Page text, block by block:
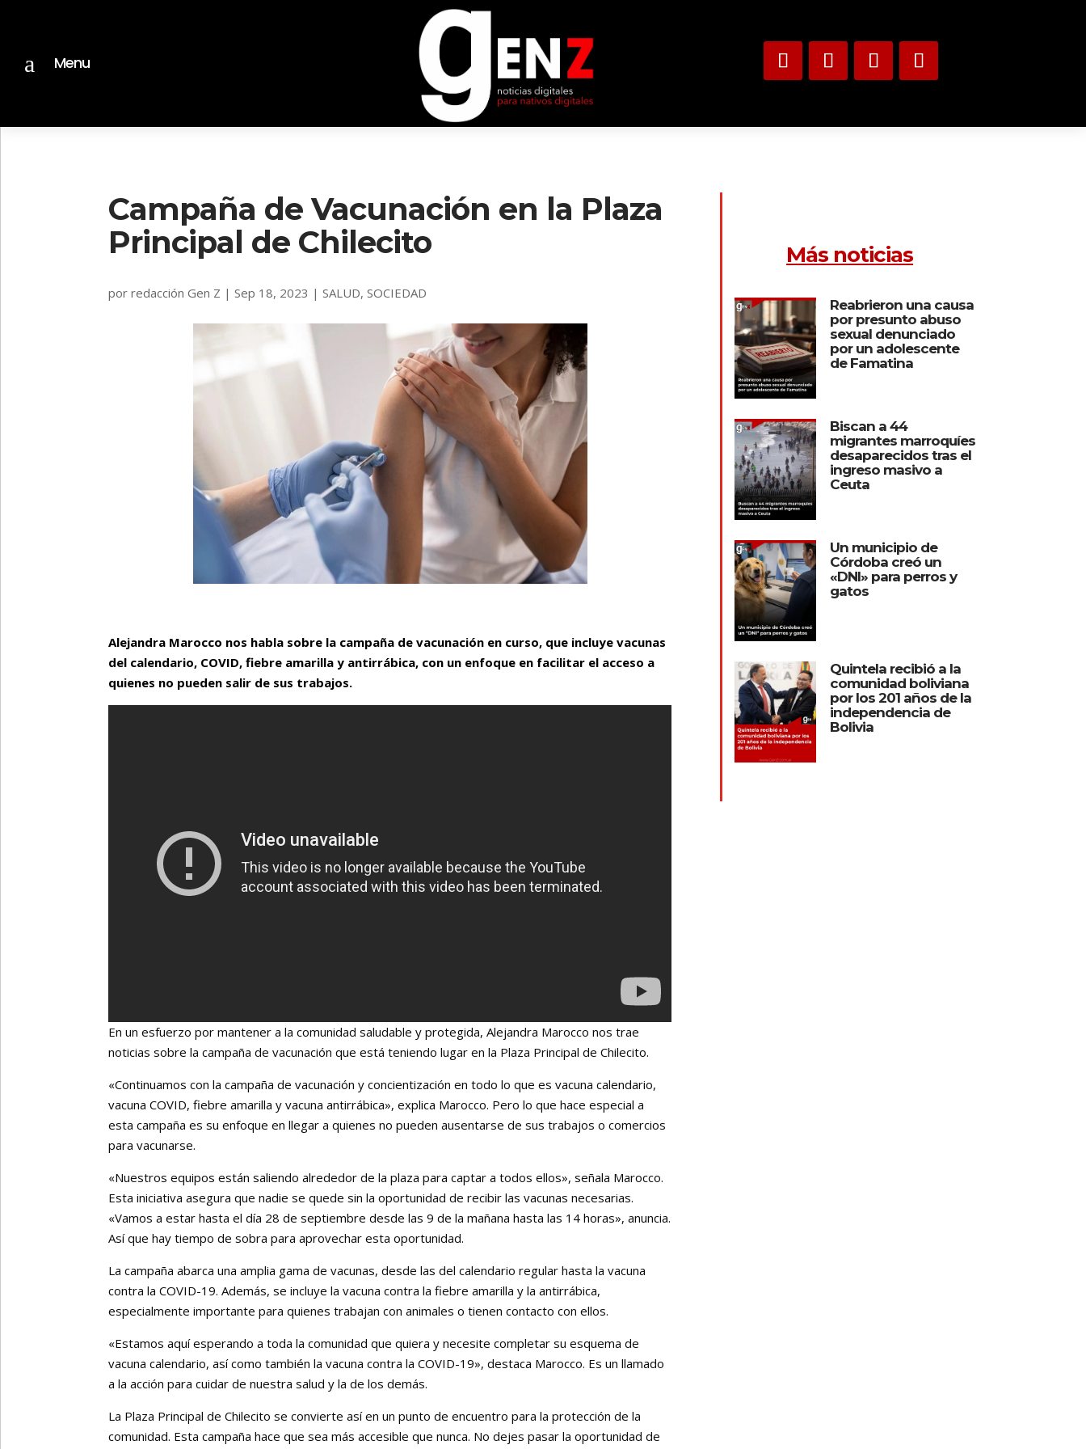
a Menu
Campaña de Vacunación en la Plaza
Principal de Chilecito
porredacción Gen Z |Sep 18, 2023 |SALUD,SOCIEDAD
Alejandra Marocco nos habla sobre la campaña de vacunación en curso, que incluye vacunas
del calendario, COVID, fiebre amarilla y antirrábica, con un enfoque en facilitar el acceso a
quienes no pueden salir de sus trabajos.
En un esfuerzo por mantener a la comunidad saludable y protegida, Alejandra Marocco nos trae
noticias sobre la campaña de vacunación que está teniendo lugar en la Plaza Principal de Chilecito.
«Continuamos con la campaña de vacunación y concientización en todo lo que es vacuna calendario,
vacuna COVID, fiebre amarilla y vacuna antirrábica», explica Marocco. Pero lo que hace especial a
esta campaña es su enfoque en llegar a quienes no pueden ausentarse de sus trabajos o comercios
para vacunarse.
«Nuestros equipos están saliendo alrededor de la plaza para captar a todos ellos», señala Marocco.
Esta iniciativa asegura que nadie se quede sin la oportunidad de recibir las vacunas necesarias.
«Vamos a estar hasta el día 28 de septiembre desde las 9 de la mañana hasta las 14 horas», anuncia.
Así que hay tiempo de sobra para aprovechar esta oportunidad.
La campaña abarca una amplia gama de vacunas, desde las del calendario regular hasta la vacuna
contra la COVID-19. Además, se incluye la vacuna contra la fiebre amarilla y la antirrábica,
especialmente importante para quienes trabajan con animales o tienen contacto con ellos.
«Estamos aquí esperando a toda la comunidad que quiera y necesite completar su esquema de
vacuna calendario, así como también la vacuna contra la COVID-19», destaca Marocco. Es un llamado
a la acción para cuidar de nuestra salud y la de los demás.
La Plaza Principal de Chilecito se convierte así en un punto de encuentro para la protección de la
comunidad. Esta campaña hace que sea más accesible que nunca. No dejes pasar la oportunidad de
Más noticias
Reabrieron una causa
por presunto abuso
sexual denunciado
por un adolescente
de Famatina
Biscan a 44
migrantes marroquíes
desaparecidos tras el
ingreso masivo a
Ceuta
Un municipio de
Córdoba creó un
«DNI» para perros y
gatos
Quintela recibió a la
comunidad boliviana
por los 201 años de la
independencia de
Bolivia